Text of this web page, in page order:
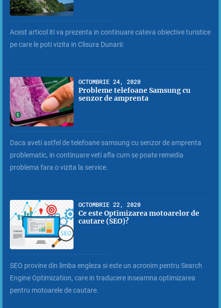
Acest articol iti va prezenta in continuare cateva obiective turistice
pe care le poti vizita in Clisura Dunarii:
OCTOMBRIE 24, 2020
Probleme telefoane Samsung cu
senzor de amprenta
Daca aveti astfel de telefoane samsung cu senzor de amprenta
problematic, in continuare veti afla cum se poate remedia
problema fara o vizita la service.
OCTOMBRIE 22, 2020
Ce este Optimizarea motoarelor de
cautare (SEO)?
SEO provine din limba engleza si este un acronim pentru Search
Engine Optimization, care in traducere inseamna optimizarea
pentru motoarele de cautare.